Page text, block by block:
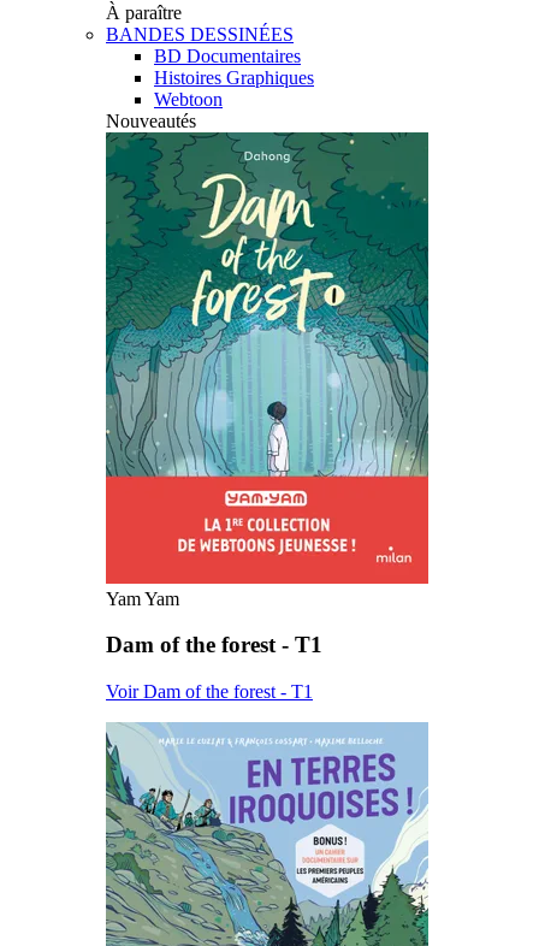
À paraître
BANDES DESSINÉES
BD Documentaires
Histoires Graphiques
Webtoon
Nouveautés
Yam Yam
Dam of the forest - T1
Voir Dam of the forest - T1